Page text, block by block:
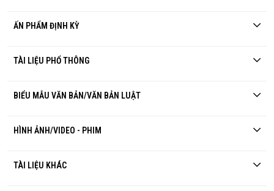
ẤN PHẨM ĐỊNH KỲ
TÀI LIỆU PHỔ THÔNG
BIỂU MẪU VĂN BẢN/VĂN BẢN LUẬT
HÌNH ẢNH/VIDEO - PHIM
TÀI LIỆU KHÁC